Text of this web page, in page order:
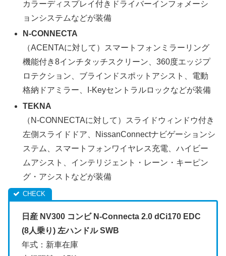
カラーディスプレイ付きドライバーインフォメーシ
ョンシステムなどが装備
N-CONNECTA
（ACENTAに対して）スマートフォンミラーリング
機能付き8インチタッチスクリーン、360度エッジプ
ロテクション、ブラインドスポットアシスト、電動
格納ドアミラー、I-Keyセントラルロックなどが装備
TEKNA
（N-CONNECTAに対して）スライドウィンドウ付き
左側スライドドア、NissanConnectナビゲーションシ
ステム、スマートフォンワイヤレス充電、ハイビー
ムアシスト、インテリジェント・レーン・キーピン
グ・アシストなどが装備
日産 NV300 コンビ N-Connecta 2.0 dCi170 EDC
(8人乗り) 左ハンドル SWB
年式：新車在庫